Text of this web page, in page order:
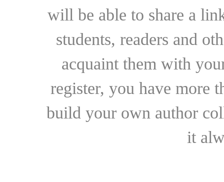
will be able to share a
students, readers and
acquaint them with
register, you have more
build your own author
it